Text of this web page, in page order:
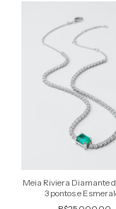
Meia Riviera Diamante
3 pontos e